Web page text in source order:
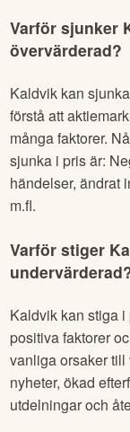
Varför sjunker
övervärderad?
Kaldvik kan
förstå att
många faktorer.
sjunka i pris är:
händelser, ändrat
m.fl.
Varför stiger
Kaldvik kan stiga
positiva faktorer
vanliga orsaker
nyheter, ökad
utdelningar och